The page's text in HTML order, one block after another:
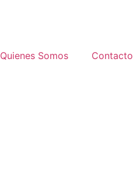
Quienes Somos Contacto